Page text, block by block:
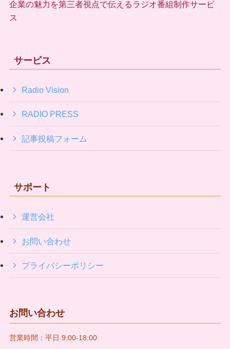
企業の魅力を第三者視点で伝えるラジオ番組制作サービ
ス
サービス
Radio Vision
RADIO PRESS
記事投稿フォーム
サポート
運営会社
お問い合わせ
プライバシーポリシー
お問い合わせ
営業時間：平日 9:00-18:00